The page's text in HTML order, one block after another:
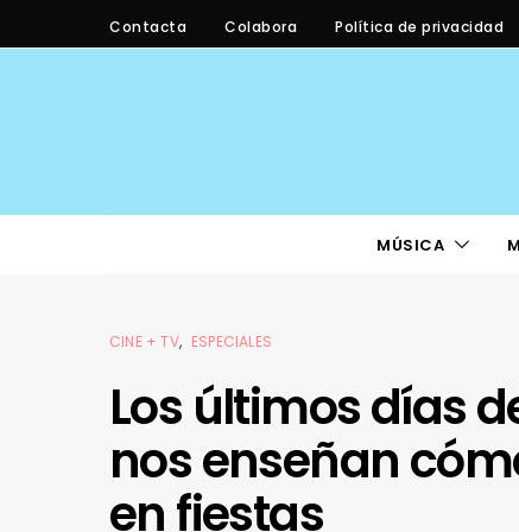
Contacta Colabora Política de privacidad
MÚSICA
CINE + TV ESPECIALES
Los últimos días
nos enseñan
en fiestas